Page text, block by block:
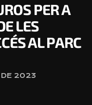
PER A
LES
AL PARC
DE 2023